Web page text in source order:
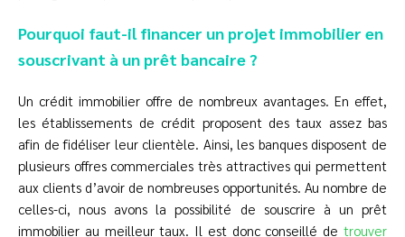
Pourquoi faut-il financer un projet immobilier en
souscrivant à un prêt bancaire ?
Un crédit immobilier offre de nombreux avantages. En effet,
les établissements de crédit proposent des taux assez bas
afin de fidéliser leur clientèle. Ainsi, les banques disposent de
plusieurs offres commerciales très attractives qui permettent
aux clients d’avoir de nombreuses opportunités. Au nombre de
celles-ci, nous avons la possibilité de souscrire à un prêt
immobilier au meilleur taux. Il est donc conseillé de trouver